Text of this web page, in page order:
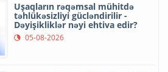
Uşaqların rəqəmsal mühitdə
təhlükəsizliyi gücləndirilir -
Dəyişikliklər nəyi ehtiva edir?
05-08-2026